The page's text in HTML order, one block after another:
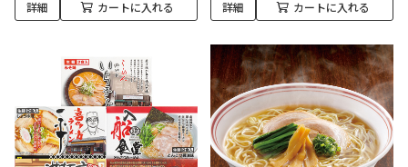
詳細 カートに入れる 詳細 カートに入れる